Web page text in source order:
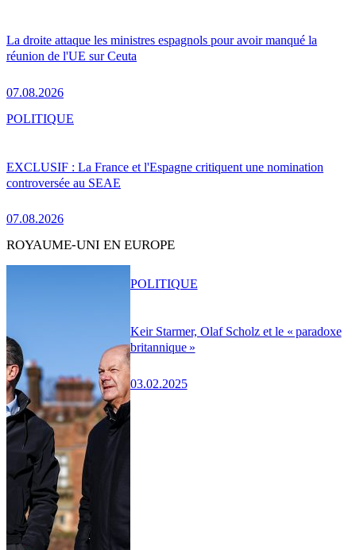
La droite attaque les ministres espagnols pour avoir manqué la
réunion de l'UE sur Ceuta
07.08.2026
EXCLUSIF : La France et l'Espagne critiquent une nomination
controversée au SEAE
07.08.2026
POLITIQUE
ROYAUME-UNI EN EUROPE
Keir Starmer, Olaf Scholz et le « paradoxe
britannique »
03.02.2025
POLITIQUE